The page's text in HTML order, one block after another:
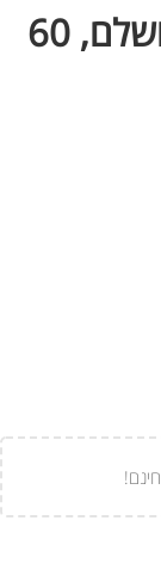
קודי אבקת אקריל שקוף מושלם, 60